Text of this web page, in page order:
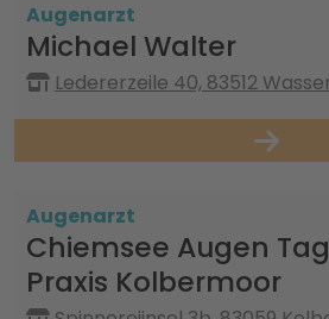
Augenarzt
Michael Walter
Ledererzeile 40, 83512
Augenarzt
Chiemsee Augen
Praxis Kolbermoor